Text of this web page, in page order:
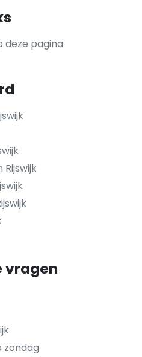
deze pagina.
vragen
zondag